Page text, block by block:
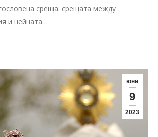
среща: срещата между
и нейната…
юни
9
2023